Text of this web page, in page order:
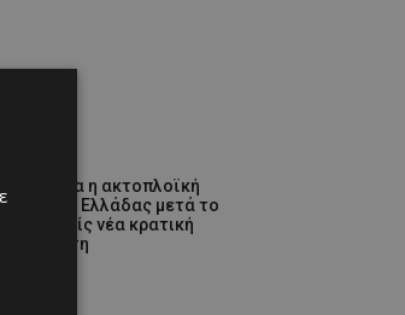
Στον αέρα η ακτοπλοϊκή
Κύπρου – Ελλάδας μετά το
2027 χωρίς νέα κρατική
επιδότηση